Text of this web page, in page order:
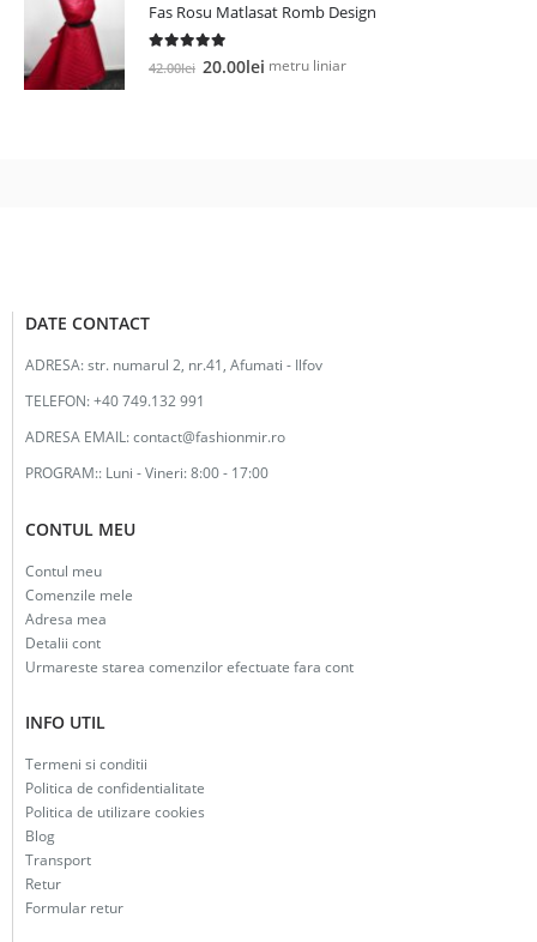
Fas Rosu Matlasat Romb Design
out of 5
42.00lei Prețul
20.00lei Prețul
metru liniar
DATE CONTACT
ADRESA:str. numarul 2, nr.41, Afumati - Ilfov
TELEFON:+40 749.132 991
ADRESA EMAIL:contact@fashionmir.ro
PROGRAM:: Luni - Vineri: 8:00 - 17:00
CONTUL MEU
Contul meu
Comenzile mele
Adresa mea
Detalii cont
Urmareste starea comenzilor efectuate fara cont
INFO UTIL
Termeni si conditii
Politica de confidentialitate
Politica de utilizare cookies
Blog
Transport
Retur
Formular retur